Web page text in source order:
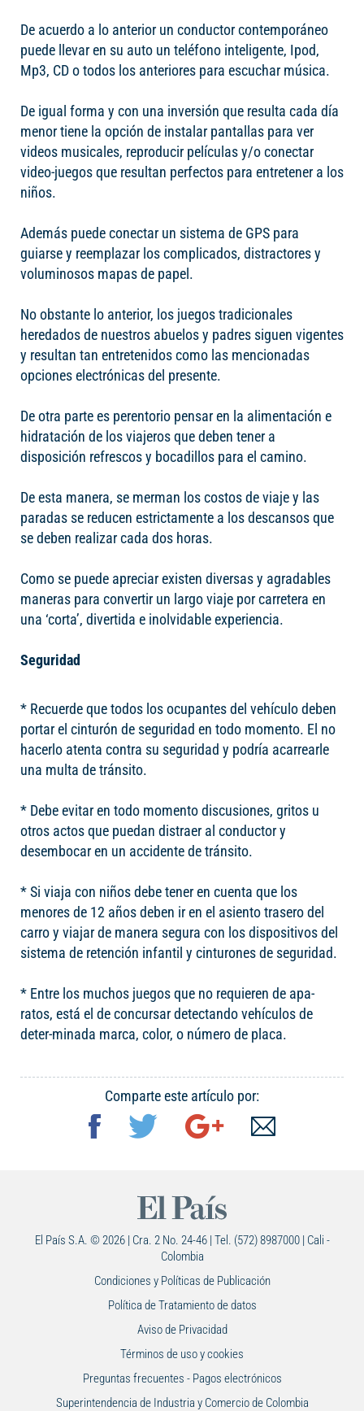
De acuerdo a lo anterior un conductor contemporáneo
puede llevar en su auto un teléfono inteligente, Ipod,
Mp3, CD o todos los anteriores para escuchar música.
De igual forma y con una inversión que resulta cada día
menor tiene la opción de instalar pantallas para ver
videos musicales, reproducir películas y/o conectar
video-juegos que resultan perfectos para entretener a los
niños.
Además puede conectar un sistema de GPS para
guiarse y reemplazar los complicados, distractores y
voluminosos mapas de papel.
No obstante lo anterior, los juegos tradicionales
heredados de nuestros abuelos y padres siguen vigentes
y resultan tan entretenidos como las mencionadas
opciones electrónicas del presente.
De otra parte es perentorio pensar en la alimentación e
hidratación de los viajeros que deben tener a
disposición refrescos y bocadillos para el camino.
De esta manera, se merman los costos de viaje y las
paradas se reducen estrictamente a los descansos que
se deben realizar cada dos horas.
Como se puede apreciar existen diversas y agradables
maneras para convertir un largo viaje por carretera en
una ‘corta’, divertida e inolvidable experiencia.
Seguridad
* Recuerde que todos los ocupantes del vehículo deben
portar el cinturón de seguridad en todo momento. El no
hacerlo atenta contra su seguridad y podría acarrearle
una multa de tránsito.
* Debe evitar en todo momento discusiones, gritos u
otros actos que puedan distraer al conductor y
desembocar en un accidente de tránsito.
* Si viaja con niños debe tener en cuenta que los
menores de 12 años deben ir en el asiento trasero del
carro y viajar de manera segura con los dispositivos del
sistema de retención infantil y cinturones de seguridad.
* Entre los muchos juegos que no requieren de apa-
ratos, está el de concursar detectando vehículos de
deter-minada marca, color, o número de placa.
Comparte este artículo por:
El País S.A. © 2026 | Cra. 2 No. 24-46 | Tel. (572) 8987000 | Cali -
Colombia
Condiciones y Políticas de Publicación
Política de Tratamiento de datos
Aviso de Privacidad
Términos de uso y cookies
Preguntas frecuentes - Pagos electrónicos
Superintendencia de Industria y Comercio de Colombia